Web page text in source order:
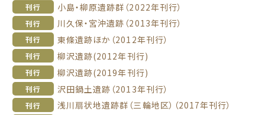
刊行 小島・柳原遺跡群（2022年刊行）
刊行 川久保・宮沖遺跡（2013年刊行）
刊行 東條遺跡ほか（2012年刊行）
刊行 柳沢遺跡(2012年刊行)
刊行 柳沢遺跡(2019年刊行)
刊行 沢田鍋土遺跡（2013年刊行）
刊行 浅川扇状地遺跡群（三輪地区）（2017年刊行）